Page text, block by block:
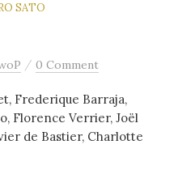
SATO
/ 0 Comment
Frederique Barraja,
Florence Verrier, Joël
de Bastier, Charlotte